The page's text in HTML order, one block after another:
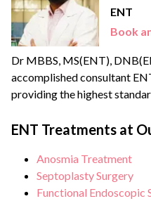
ENT
Book
Dr MBBS, MS(ENT),
accomplished consultant
providing the highest
continuously seeks to
cultures, and keeping
research as...
ENT Treatments at
Anosmia Treatment
Septoplasty Surgery
Functional Endoscopic